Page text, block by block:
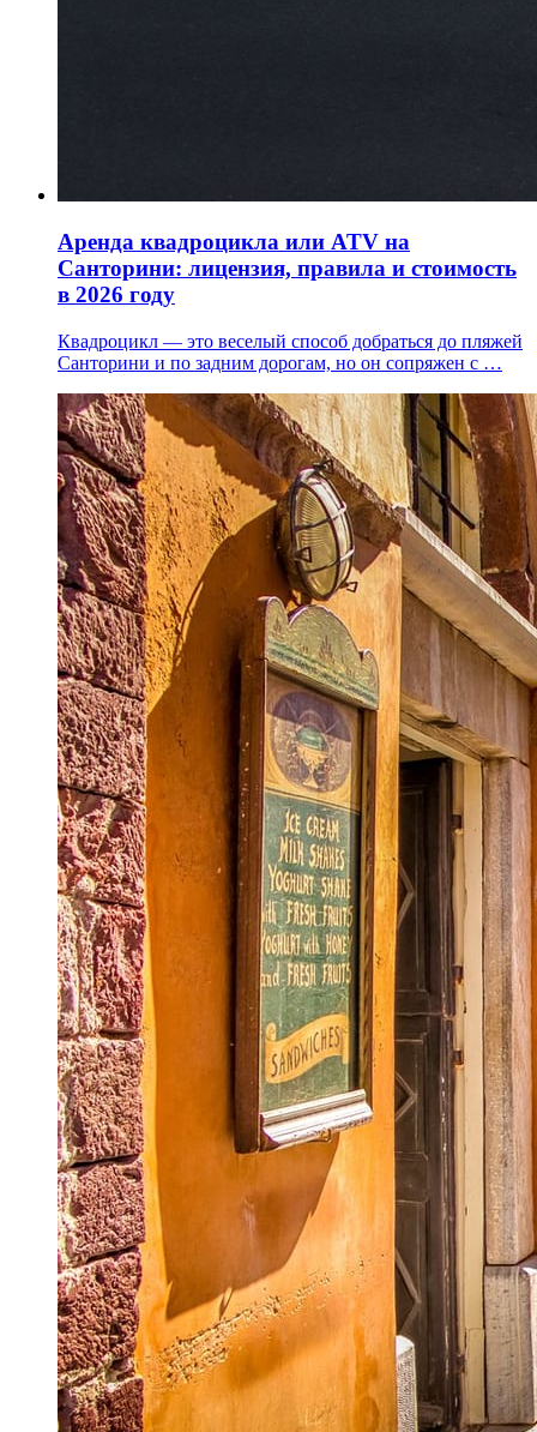
Аренда квадроцикла или ATV на
Санторини: лицензия, правила и стоимость
в 2026 году
Квадроцикл — это веселый способ добраться до пляжей
Санторини и по задним дорогам, но он сопряжен с …